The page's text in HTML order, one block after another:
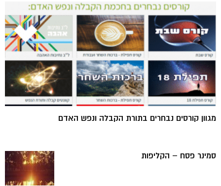
מגוון קורסים נבחרים בתורת הקבלה ונפש האדם
סמינר פסח – הקליפות